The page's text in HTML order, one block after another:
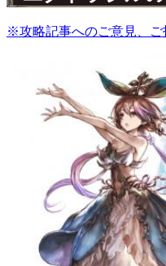
※攻略記事へのご意見、ご